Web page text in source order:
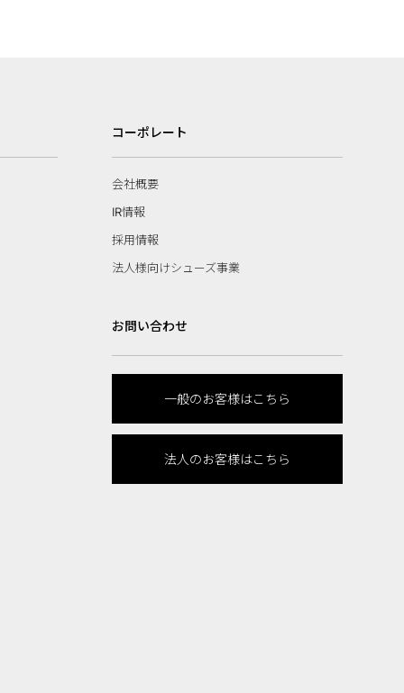
コーポレート
会社概要
IR情報
採用情報
法人様向けシューズ事業
お問い合わせ
一般のお客様はこちら
法人のお客様はこちら